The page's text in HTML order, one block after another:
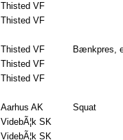
Thisted VF
Thisted VF
Thisted VF
Bænkpres,
Thisted VF
Thisted VF
Aarhus AK
Squat
VidebÃ¦k SK
VidebÃ¦k SK